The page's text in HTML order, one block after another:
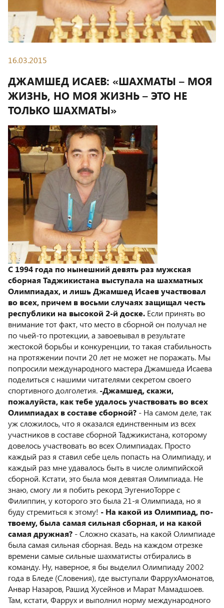
16.03.2015
ДЖАМШЕД ИСАЕВ: «ШАХМАТЫ – МОЯ
ЖИЗНЬ, НО МОЯ ЖИЗНЬ – ЭТО НЕ
ТОЛЬКО ШАХМАТЫ»
С 1994 года по нынешний девять раз мужская
сборная Таджикистана выступала на шахматных
Олимпиадах, и лишь Джамшед Исаев участвовал
во всех, причем в восьми случаях защищал честь
республики на высокой 2-й доске. Если принять во
внимание тот факт, что место в сборной он получал не
по чьей-то протекции, а завоевывал в результате
жестокой борьбы и конкуренции, то такая стабильность
на протяжении почти 20 лет не может не поражать. Мы
попросили международного мастера Джамшеда Исаева
поделиться с нашими читателями секретом своего
спортивного долголетия. -Джамшед, скажи,
пожалуйста, как тебе удалось участвовать во всех
Олимпиадах в составе сборной? - На самом деле, так
уж сложилось, что я оказался единственным из всех
участников в составе сборной Таджикистана, которому
довелось участвовать во всех Олимпиадах. Просто
каждый раз я ставил себе цель попасть на Олимпиаду, и
каждый раз мне удавалось быть в числе олимпийской
сборной. Кстати, это была моя девятая Олимпиада. Не
знаю, смогу ли я побить рекорд ЭугениоТорре с
Филиппин, у которого это была 21-я Олимпиада, но я
буду стремиться к этому! - На какой из Олимпиад, по-
твоему, была самая сильная сборная, и на какой
самая дружная? - Сложно сказать, на какой Олимпиаде
была самая сильная сборная. Ведь на каждом отрезке
времени самые сильные шахматисты отбирались в
команду. Ну, наверное, я бы выделил Олимпиаду 2002
года в Бледе (Словения), где выступали ФаррухАмонатов,
Анвар Назаров, Рашид Хусейнов и Марат Мамадшоев.
Там, кстати, Фаррух и выполнил норму международного